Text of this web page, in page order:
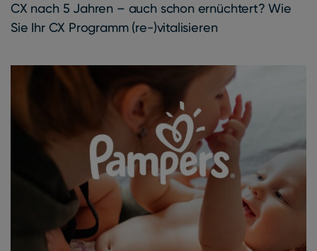
CX nach 5 Jahren – auch schon ernüchtert? Wie
Sie Ihr CX Programm (re-)vitalisieren